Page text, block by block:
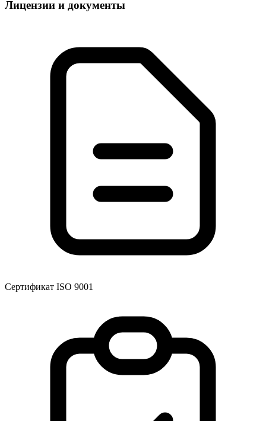
Лицензии и документы
Сертификат ISO 9001